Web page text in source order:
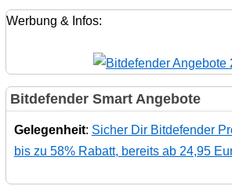
Werbung & Infos:
Bitdefender Smart Angebote
Gelegenheit: Sicher Dir Bitdefender
bis zu 58% Rabatt, bereits ab 24,95